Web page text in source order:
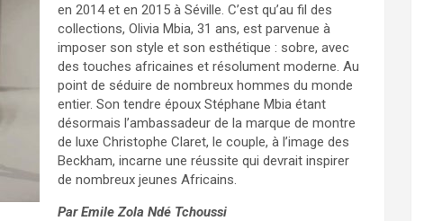
en 2014 et en 2015 à Séville. C’est qu’au fil des
collections, Olivia Mbia, 31 ans, est parvenue à
imposer son style et son esthétique : sobre, avec
des touches africaines et résolument moderne. Au
point de séduire de nombreux hommes du monde
entier. Son tendre époux Stéphane Mbia étant
désormais l’ambassadeur de la marque de montre
de luxe Christophe Claret, le couple, à l’image des
Beckham, incarne une réussite qui devrait inspirer
de nombreux jeunes Africains.
Par Emile Zola Ndé Tchoussi